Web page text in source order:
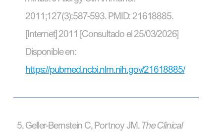
2011;127(3):587-593. PMID: 21618885.
[Internet] 2011 [Consultado el 25/03/2026]
Disponible en:
https://pubmed.ncbi.nlm.nih.gov/21618885/
Geller-Bernstein C, Portnoy JM.The Clinical